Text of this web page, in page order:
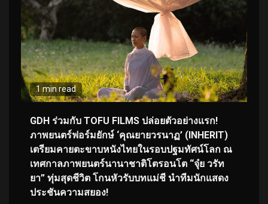
1 min read
GDH ร่วมกับ TOFU FILMS ปล่อยตัวอย่างแรก!
ภาพยนตร์ฟอร์มยักษ์ ‘คุณยายวรนาฏ’ (INHERIT)
เตรียมคายตะขาบหนังไทยในรอบปฐมทัศน์โลก ณ
เทศกาลภาพยนตร์นานาชาติโตรอนโต “จุ๋ย วรัท
ยา” ทุ่มสุดชีวิต โกนหัวรับบทแม่ชี นำทีมนักแสดง
ประชันความสยอง!